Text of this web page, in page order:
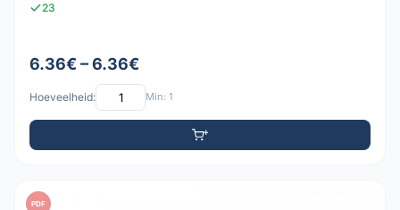
23
6.36€ – 6.36€
Hoeveelheid: Min: 1
PDF